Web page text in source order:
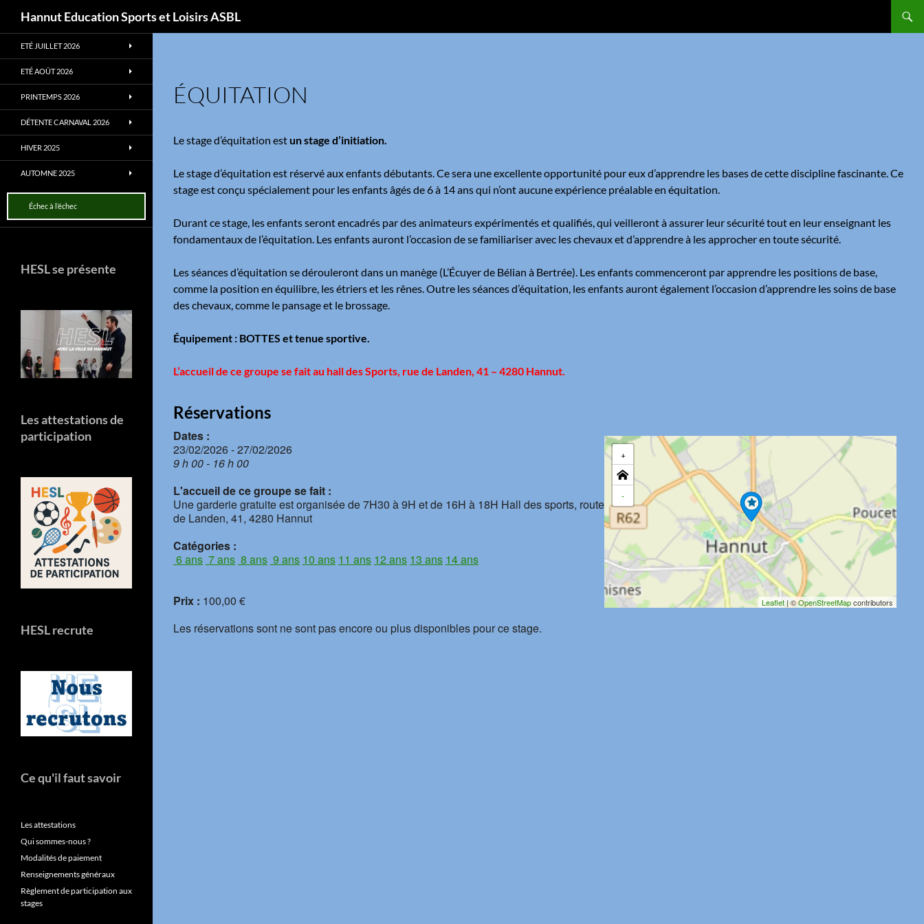
Aller
au
contenu
Hannut Education Sports et Loisirs ASBL
ÉQUITATION
Le stage d’équitation estun stage d’initiation.
Le stage d’équitation est réservé aux enfants débutants. Ce sera une excellente opportunité pour eux d’apprendre les bases de cette discipline fascinante. Ce
stage est conçu spécialement pour les enfants âgés de 6 à 14 ans qui n’ont aucune expérience préalable en équitation.
Durant ce stage, les enfants seront encadrés par des animateurs expérimentés et qualifiés, qui veilleront à assurer leur sécurité tout en leur enseignant les
fondamentaux de l’équitation. Les enfants auront l’occasion de se familiariser avec les chevaux et d’apprendre à les approcher en toute sécurité.
Les séances d’équitation se dérouleront dans un manège (L’Écuyer de Bélian à Bertrée). Les enfants commenceront par apprendre les positions de base,
comme la position en équilibre, les étriers et les rênes. Outre les séances d’équitation, les enfants auront également l’occasion d’apprendre les soins de base
des chevaux, comme le pansage et le brossage.
Équipement : BOTTES et tenue sportive.
L’accueil de ce groupe se fait au hall des Sports, rue de Landen, 41 – 4280 Hannut.
Réservations
+
-
Leaflet | ©OpenStreetMapcontributors
Dates :
23/02/2026 - 27/02/2026
9 h 00 - 16 h 00
L'accueil de ce groupe se fait :
Une garderie gratuite est organisée de 7H30 à 9H et de 16H à 18H Hall des sports, route
de Landen, 41, 4280 Hannut
Catégories :
6 ans 7 ans 8 ans 9 ans 10 ans 11 ans 12 ans 13 ans 14 ans
Prix : 100,00 €
Les réservations sont ne sont pas encore ou plus disponibles pour ce stage.
ETÉ JUILLET 2026
ETÉ AOÛT 2026
PRINTEMPS 2026
DÉTENTE CARNAVAL 2026
HIVER 2025
AUTOMNE 2025
Échec à l’échec
HESL se présente
Les attestations de
participation
HESL recrute
Ce qu'il faut savoir
Les attestations
Qui sommes-nous ?
Modalités de paiement
Renseignements généraux
Règlement de participation aux
stages